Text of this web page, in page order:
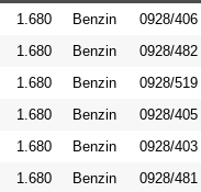
1.680 Benzin
0928/406
1.680 Benzin
0928/482
1.680 Benzin
0928/519
1.680 Benzin
0928/405
1.680 Benzin
0928/403
1.680 Benzin 0928/481